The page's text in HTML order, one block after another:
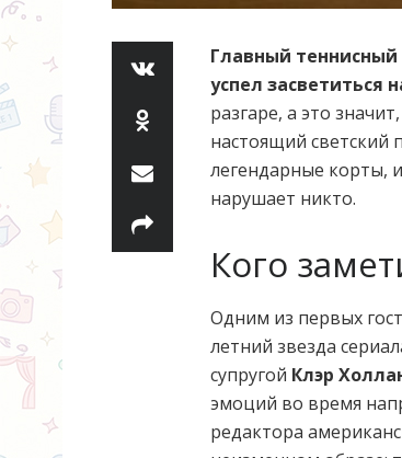
Главный
успел засветиться
разгаре, а это
настоящий светский
легендарные корты,
нарушает никто.
Кого
Одним из первых
летний звезда
супругой Клэр
эмоций во время
редактора